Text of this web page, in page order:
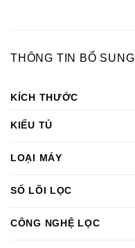
THÔNG TIN BỔ SUNG
KÍCH THƯỚC
KIỂU TỦ
LOẠI MÁY
SỐ LÕI LỌC
CÔNG NGHỆ LỌC